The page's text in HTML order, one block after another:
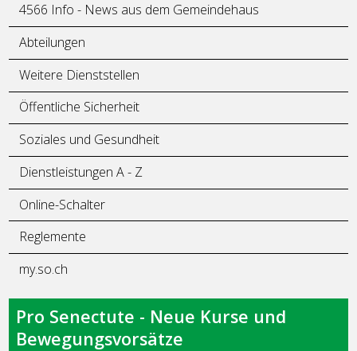
4566 Info - News aus dem Gemeindehaus
Abteilungen
Weitere Dienststellen
Öffentliche Sicherheit
Soziales und Gesundheit
Dienstleistungen A - Z
Online-Schalter
Reglemente
my.so.ch
Pro Senectute - Neue Kurse und
Bewegungsvorsätze